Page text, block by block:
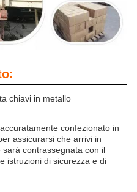
chiavi in metallo
confezionato in
assicurarsi che arrivi in
contrassegnata con il
istruzioni di sicurezza e di